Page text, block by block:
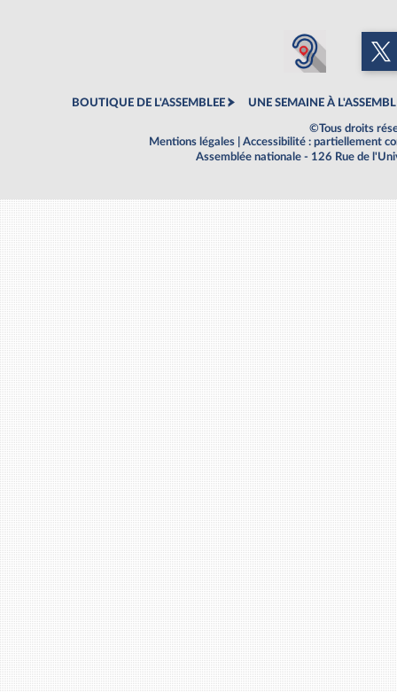
BOUTIQUE DE L'ASSEMBLEE UNE SEMAINE À
©Tous droits
Mentions légales
Accessibilité : partiellement
Assemblée nationale - 126 Rue de